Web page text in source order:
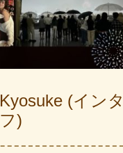
Kyosuke (イン
フ)